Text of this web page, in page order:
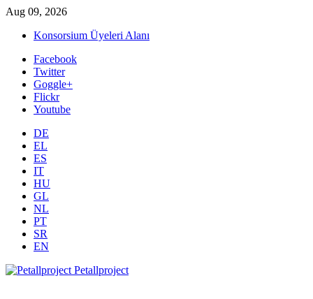
Aug 09, 2026
Konsorsium Üyeleri Alanı
Facebook
Twitter
Goggle+
Flickr
Youtube
DE
EL
ES
IT
HU
GL
NL
PT
SR
EN
Petallproject